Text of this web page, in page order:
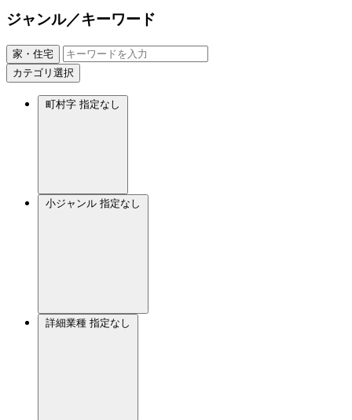
ジャンル／キーワード
家・住宅
カテゴリ選択
町村字 指定なし
小ジャンル 指定なし
詳細業種 指定なし